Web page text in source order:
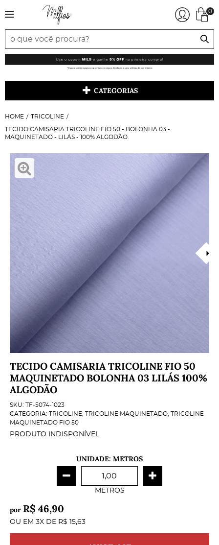
0
CATEGORIAS
HOME TRICOLINE
TECIDO CAMISARIA TRICOLINE FIO 50 - BOLONHA 03 -
MAQUINETADO - LILÁS - 100% ALGODÃO
TECIDO CAMISARIA TRICOLINE FIO 50
MAQUINETADO BOLONHA 03 LILÁS 100%
ALGODÃO
SKU: TF-5074-1023
CATEGORIA: TRICOLINE TRICOLINE MAQUINETADO TRICOLINE
MAQUINETADO FIO 50
PRODUTO INDISPONÍVEL
UNIDADE: METROS
METROS
por R$ 46,90
OU EM 3X DE R$ 15,63